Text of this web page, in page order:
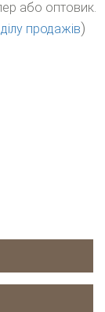
або оптовик.
продажів)